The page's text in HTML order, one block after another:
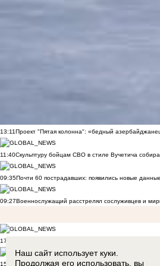
13:11Проект "Пятая колонна": «бедный
11:40Скульптуру бойцам СВО в стиле Вучетича
09:35Почти 60 пострадавших: появились новые
09:27Военнослужащий расстрелял сослуживцев и
17:50 Двое малышей из Шахт погибли в результате
15:02 Дрон ВСУ убил 6 человек в Архипо-Осиповке на
Наш сайт использует куки.
Продолжая его использовать, вы